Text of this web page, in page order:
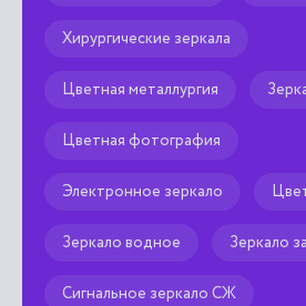
Хирургические зеркала
Цветная металлургия
Цветная фотография
Электронное зеркало
Зеркало водное Зеркало
Сигнальное зеркало СЖ